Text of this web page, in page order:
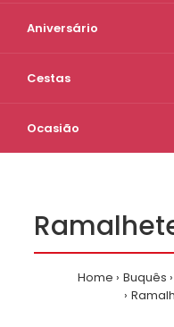
Aniversário
Cestas
Ocasião
Home Buquês